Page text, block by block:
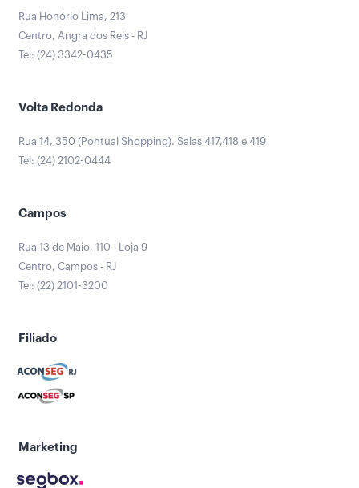
Rua Honório Lima, 213
Centro, Angra dos Reis - RJ
Tel: (24) 3342-0435
Volta Redonda
Rua 14, 350 (Pontual Shopping). Salas 417,418 e 419
Tel: (24) 2102-0444
Campos
Rua 13 de Maio, 110 - Loja 9
Centro, Campos - RJ
Tel: (22) 2101-3200
Filiado
Marketing